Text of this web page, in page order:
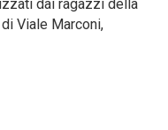
dai ragazzi della
Viale Marconi,